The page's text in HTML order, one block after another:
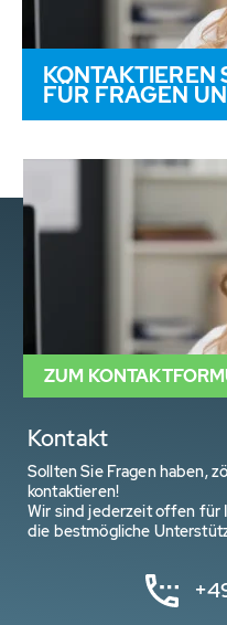
KONTAKTIEREN
FÜR FRAGEN
Kontakt
Sollten Sie Fragen haben,
kontaktieren!
Wir sind jederzeit offen für
die bestmögliche
ZUM